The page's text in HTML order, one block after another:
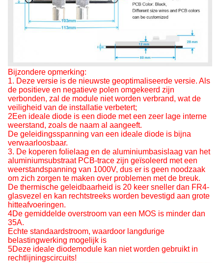
Bijzondere opmerking:
1. Deze versie is de nieuwste geoptimaliseerde versie. Als
de positieve en negatieve polen omgekeerd zijn
verbonden, zal de module niet worden verbrand, wat de
veiligheid van de installatie verbetert;
2Een ideale diode is een diode met een zeer lage interne
weerstand, zoals de naam al aangeeft.
De geleidingsspanning van een ideale diode is bijna
verwaarloosbaar.
3. De koperen folielaag en de aluminiumbasislaag van het
aluminiumsubstraat PCB-trace zijn geïsoleerd met een
weerstandspanning van 1000V, dus er is geen noodzaak
om zich zorgen te maken over problemen met de breuk.
De thermische geleidbaarheid is 20 keer sneller dan FR4-
glasvezel en kan rechtstreeks worden bevestigd aan grote
hitteafvoeringen.
4De gemiddelde overstroom van een MOS is minder dan
35A.
Echte standaardstroom, waardoor langdurige
belastingwerking mogelijk is
5Deze ideale diodemodule kan niet worden gebruikt in
rechtlijningscircuits!